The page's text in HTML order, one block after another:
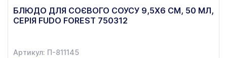
БЛЮДО ДЛЯ СОЄВОГО СОУСУ 9,5Х6 СМ, 50 МЛ,
СЕРІЯ FUDO FOREST 750312
Артикул: П-811145